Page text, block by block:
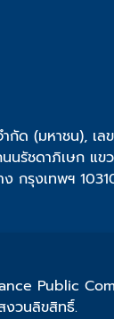
กัด (มหาชน), เล
นรัชดาภิเษก แข
ง กรุงเทพฯ
Public
งวนลิขสิทธิ์.